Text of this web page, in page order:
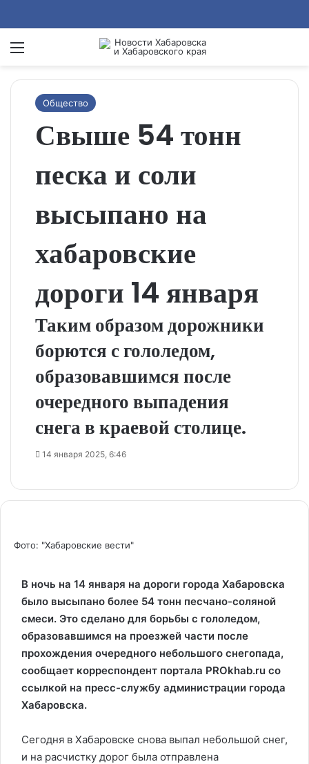
Menu
Общество
Свыше 54 тонн
песка и соли
высыпано на
хабаровские
дороги 14 января
Таким образом дорожники
борются с гололедом,
образовавшимся после
очередного выпадения
снега в краевой столице.
14 января 2025, 6:46
Фото: "Хабаровские вести"
В ночь на 14 января на дороги города Хабаровска
было высыпано более 54 тонн песчано-соляной
смеси. Это сделано для борьбы с гололедом,
образовавшимся на проезжей части после
прохождения очередного небольшого снегопада,
сообщает корреспондент портала PROkhab.ru со
ссылкой на пресс-службу администрации города
Хабаровска.
Сегодня в Хабаровске снова выпал небольшой снег,
и на расчистку дорог была отправлена